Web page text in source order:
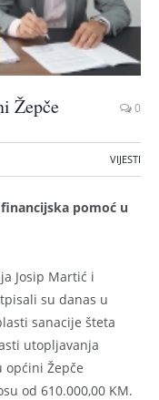
Žepče 0
VIJESTI
pomoć u
Josip Martić i
su danas u
sanacije šteta
utopljavanja
općini Žepče
od 610.000,00 KM.